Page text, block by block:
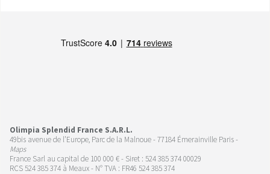
Olimpia Splendid France S.A.R.L.
49bis avenue de l’Europe, Parc de la Malnoue - 77184 Émerainville Paris -
Maps
France Sarl au capital de 100 000 € - Siret : 524 385 374 00029
RCS 524 385 374 à Meaux - N° TVA : FR46 524 385 374